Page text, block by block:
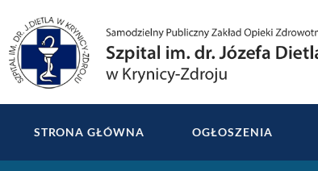
treści
STRONA GŁÓWNA OGŁOSZENIA